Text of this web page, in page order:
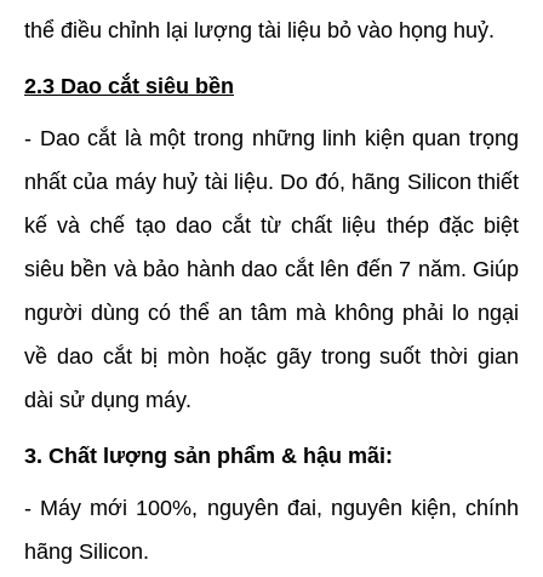
thể điều chỉnh lại lượng tài liệu bỏ vào họng huỷ.
2.3 Dao cắt siêu bền
- Dao cắt là một trong những linh kiện quan trọng
nhất của máy huỷ tài liệu. Do đó, hãng Silicon thiết
kế và chế tạo dao cắt từ chất liệu thép đặc biệt
siêu bền và bảo hành dao cắt lên đến 7 năm. Giúp
người dùng có thể an tâm mà không phải lo ngại
về dao cắt bị mòn hoặc gãy trong suốt thời gian
dài sử dụng máy.
3. Chất lượng sản phẩm & hậu mãi:
- Máy mới 100%, nguyên đai, nguyên kiện, chính
hãng Silicon.